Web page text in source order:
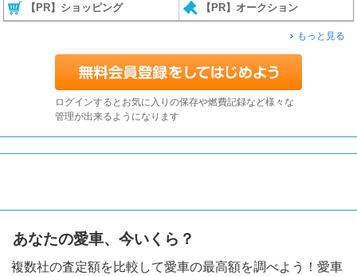
【PR】ショッピング 【PR】オークション
もっと見る
ログインするとお気に入りの保存や燃費記録など様々な
管理が出来るようになります
あなたの愛車、今いくら？
複数社の査定額を比較して愛車の最高額を調べよう！愛車